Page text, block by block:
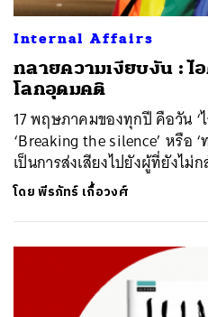
Internal Affairs
ทลายความเงียบงัน : ไ
โลกอุดมคติ
17 พฤษภาคมของทุกปี คือวัน
‘Breaking the silence’ หรือ
เป็นการส่งเสียงไปยังผู้ที่ยังไม่
โดยพีรภัทร์ เกื้อวงศ์